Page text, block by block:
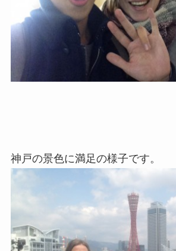
神戸の景色に満足の様子です。